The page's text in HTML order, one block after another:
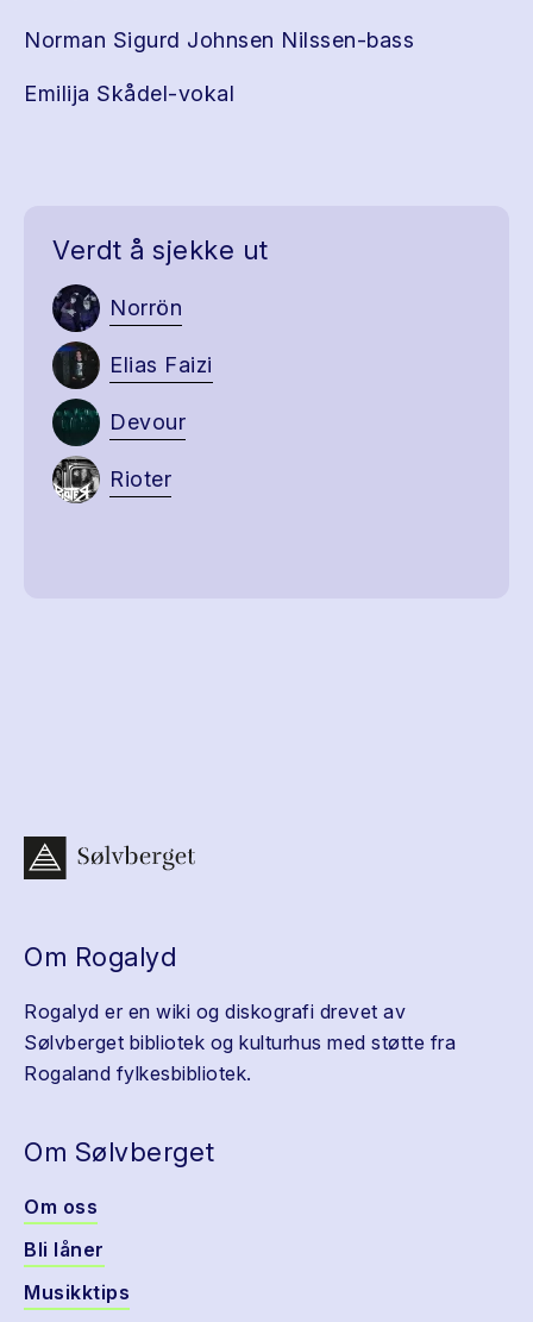
Norman Sigurd Johnsen Nilssen-bass
Emilija Skådel-vokal
Verdt å sjekke ut
Norrön
Elias Faizi
Devour
Rioter
Om Rogalyd
Rogalyd er en wiki og diskografi drevet av
Sølvberget bibliotek og kulturhus med støtte fra
Rogaland fylkesbibliotek.
Om Sølvberget
Om oss
Bli låner
Musikktips